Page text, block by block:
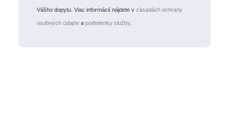
Vášho dopytu. Viac informácií nájdete v zásadách ochrany
osobných údajov a podmienky služby.